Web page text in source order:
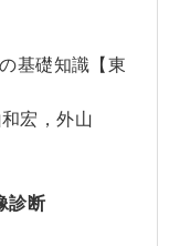
基礎知識【東
宏，外山
診断